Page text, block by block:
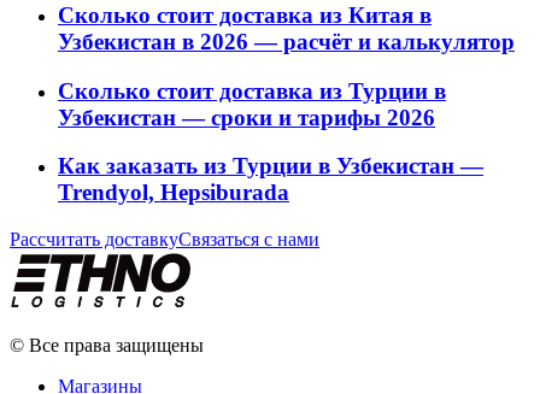
Сколько стоит доставка из Китая в
Узбекистан в 2026 — расчёт и калькулятор
Сколько стоит доставка из Турции в
Узбекистан — сроки и тарифы 2026
Как заказать из Турции в Узбекистан —
Trendyol, Hepsiburada
Рассчитать доставкуСвязаться с нами
© Все права защищены
Магазины